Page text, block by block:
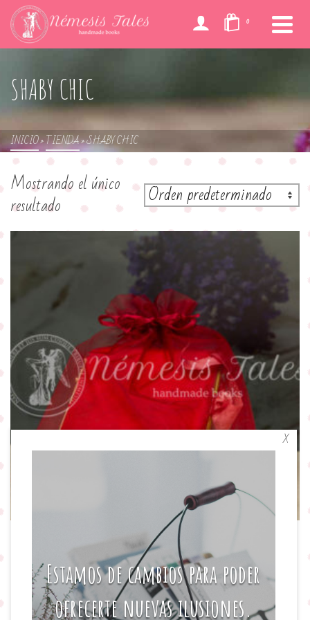
0
SHABY CHIC
INICIO»TIENDA»SHABY CHIC
Mostrando el único
resultado
25,00€
X
Estamos de cambios para poder
ofrecerte nuevas ilusiones.